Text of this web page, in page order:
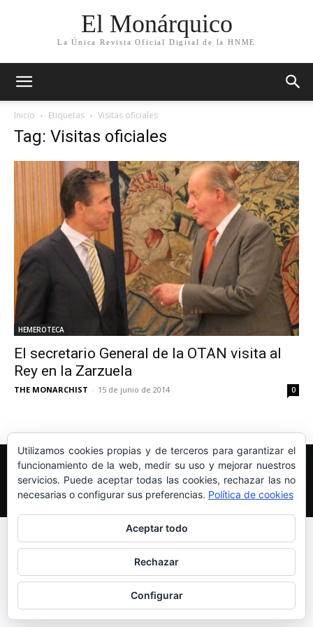
El Monárquico
La Única Revista Oficial Digital de la HNME
Inicio Etiquetas Visitas oficiales
Tag: Visitas oficiales
HEMEROTECA
El secretario General de la OTAN visita al
Rey en la Zarzuela
THE MONARCHIST - 15 de junio de 2014 0
Edición y Redacción Aviso legal
Política de cookies
Más información sobre las cookies
© Newspaper WordPress Theme by TagDiv
Utilizamos cookies propias y de terceros para garantizar el
funcionamiento de la web, medir su uso y mejorar nuestros
servicios. Puede aceptar todas las cookies, rechazar las no
necesarias o configurar sus preferencias. Política de cookies
Aceptar todo
Rechazar
Configurar